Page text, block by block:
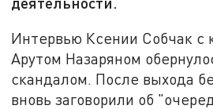
Интервью Ксении Собчак с
Арутом Назаряном
скандалом. После выхода
вновь заговорили об